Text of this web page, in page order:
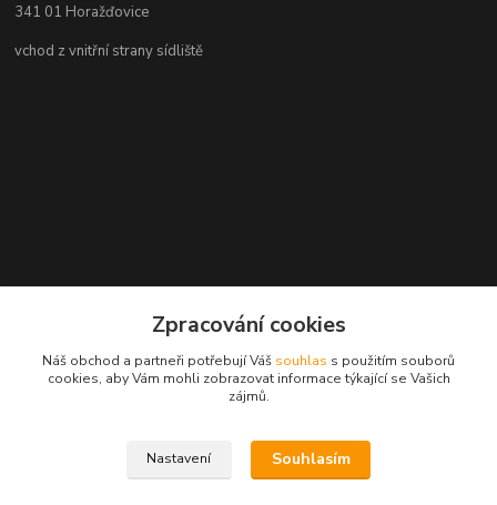
341 01 Horažďovice
vchod z vnitřní strany sídliště
Zpracování cookies
Náš obchod a partneři potřebují Váš souhlas s použitím souborů
cookies, aby Vám mohli zobrazovat informace týkající se Vašich
zájmů.
Nastavení Souhlasím